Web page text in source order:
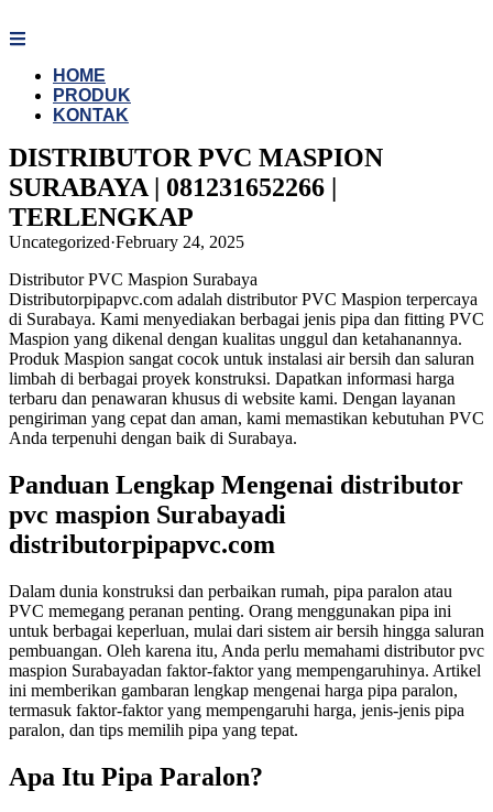
to
HOME
PRODUK
KONTAK
DISTRIBUTOR PVC MASPION
SURABAYA | 081231652266 |
TERLENGKAP
Uncategorized·February 24, 2025
Distributor PVC Maspion Surabaya
Distributorpipapvc.com adalah distributor PVC Maspion terpercaya
di Surabaya. Kami menyediakan berbagai jenis pipa dan fitting PVC
Maspion yang dikenal dengan kualitas unggul dan ketahanannya.
Produk Maspion sangat cocok untuk instalasi air bersih dan saluran
limbah di berbagai proyek konstruksi. Dapatkan informasi harga
terbaru dan penawaran khusus di website kami. Dengan layanan
pengiriman yang cepat dan aman, kami memastikan kebutuhan PVC
Anda terpenuhi dengan baik di Surabaya.
Panduan Lengkap Mengenai distributor
pvc maspion Surabayadi
distributorpipapvc.com
Dalam dunia konstruksi dan perbaikan rumah, pipa paralon atau
PVC memegang peranan penting. Orang menggunakan pipa ini
untuk berbagai keperluan, mulai dari sistem air bersih hingga saluran
pembuangan. Oleh karena itu, Anda perlu memahami distributor pvc
maspion Surabayadan faktor-faktor yang mempengaruhinya. Artikel
ini memberikan gambaran lengkap mengenai harga pipa paralon,
termasuk faktor-faktor yang mempengaruhi harga, jenis-jenis pipa
paralon, dan tips memilih pipa yang tepat.
Apa Itu Pipa Paralon?